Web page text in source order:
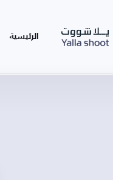
الرئيسية